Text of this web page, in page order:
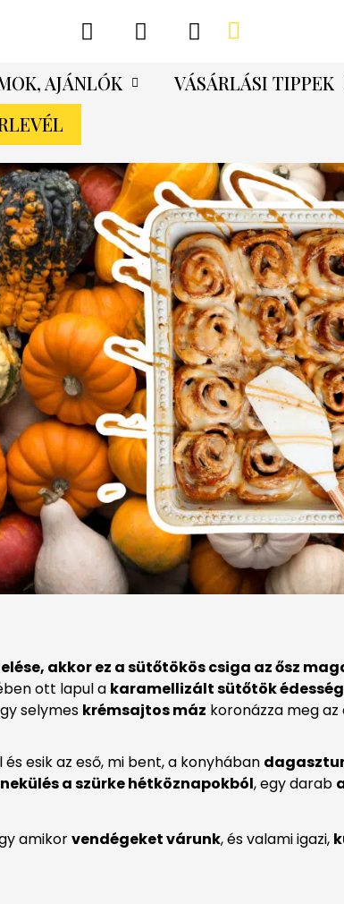
AJÁNLÓK VÁSÁRLÁSI TIPPEK
akkor ez a sütőtökös csiga az ősz
ott lapul a karamellizált sütőtök
selymes krémsajtos máz koronázza meg az
esik az eső, mi bent, a konyhában
a szürke hétköznapokból, egy darab
amikorvendégeket várunk, és valami igazi,